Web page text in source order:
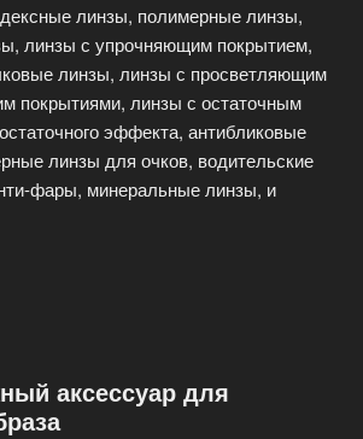
линзы, полимерные линзы,
линзы с упрочняющим покрытием,
линзы, линзы с просветляющим
покрытиями, линзы с остаточным
эффекта, антибликовые
линзы для очков, водительские
фары, минеральные линзы, и
аксессуар для